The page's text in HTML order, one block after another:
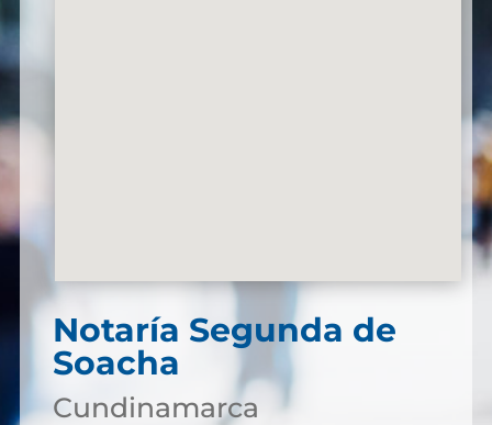
Notaría Segunda de
Soacha
Cundinamarca